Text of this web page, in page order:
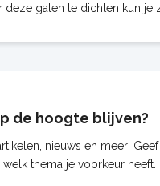
deze gaten te dichten kun je
naar alle…
de hoogte blijven?
nieuws en meer!
welk thema je voorkeur heeft.